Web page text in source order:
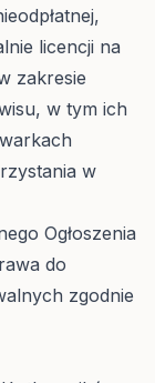
licencji na
zakresie
w tym ich
w
Ogłoszenia
do
zgodnie